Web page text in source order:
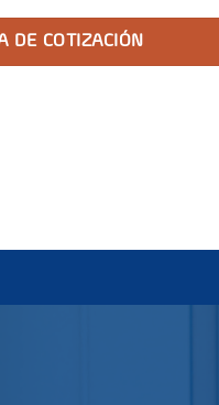
DE COTIZACIÓN